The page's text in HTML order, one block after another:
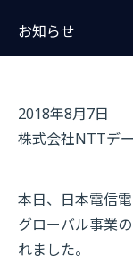
お知らせ
2018年8月7日
株式会社NTTデ
本日、日本電信
グローバル事業
れました。